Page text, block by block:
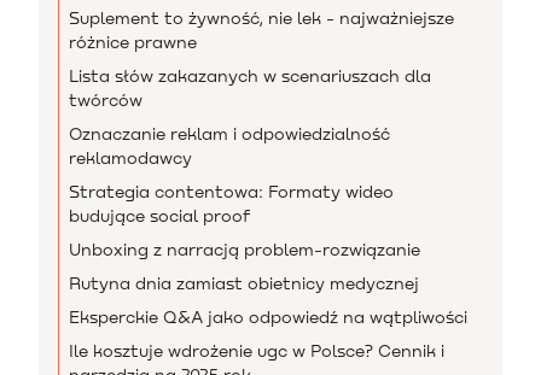
Suplement to żywność, nie lek - najważniejsze
różnice prawne
Lista słów zakazanych w scenariuszach dla
twórców
Oznaczanie reklam i odpowiedzialność
reklamodawcy
Strategia contentowa: Formaty wideo
budujące social proof
Unboxing z narracją problem-rozwiązanie
Rutyna dnia zamiast obietnicy medycznej
Eksperckie Q&A jako odpowiedź na wątpliwości
Ile kosztuje wdrożenie ugc w Polsce? Cennik i